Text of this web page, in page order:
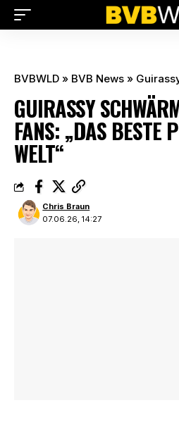
BVBWLD » BVB News » Guirassy
GUIRASSY
FANS: „DAS BESTE
WELT“
07.06.26, 14:27
Chris Braun